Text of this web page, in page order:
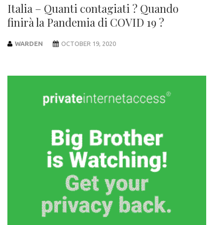
Italia – Quanti contagiati ? Quando
finirà la Pandemia di COVID 19 ?
WARDEN OCTOBER 19, 2020